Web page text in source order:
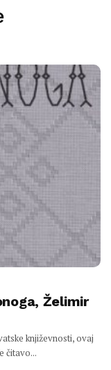
Želimir
književnosti, ovaj
čitavo...